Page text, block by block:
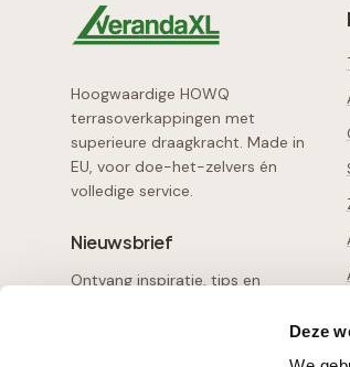
Deze
Hoogwaardige HOWQ
terrasoverkappingen met
superieure draagkracht. Made in
EU, voor doe-het-zelvers én
volledige service.
Nieuwsbrief
Ontvang inspiratie, tips en